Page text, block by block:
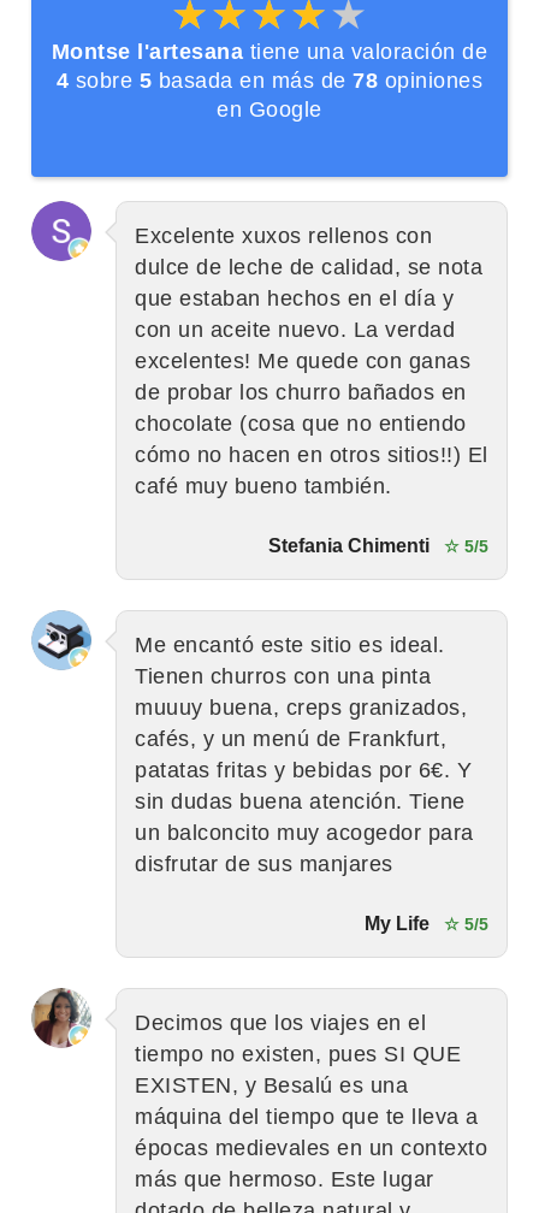
★★★★★
★★★★★
Montse l'artesana tiene una valoración de
4 sobre 5 basada en más de78 opiniones
en Google
Excelente xuxos rellenos con
dulce de leche de calidad, se nota
que estaban hechos en el día y
con un aceite nuevo. La verdad
excelentes! Me quede con ganas
de probar los churro bañados en
chocolate (cosa que no entiendo
cómo no hacen en otros sitios!!) El
café muy bueno también.
Stefania Chimenti ☆ 5/5
Me encantó este sitio es ideal.
Tienen churros con una pinta
muuuy buena, creps granizados,
cafés, y un menú de Frankfurt,
patatas fritas y bebidas por 6€. Y
sin dudas buena atención. Tiene
un balconcito muy acogedor para
disfrutar de sus manjares
My Life ☆ 5/5
Decimos que los viajes en el
tiempo no existen, pues SI QUE
EXISTEN, y Besalú es una
máquina del tiempo que te lleva a
épocas medievales en un contexto
más que hermoso. Este lugar